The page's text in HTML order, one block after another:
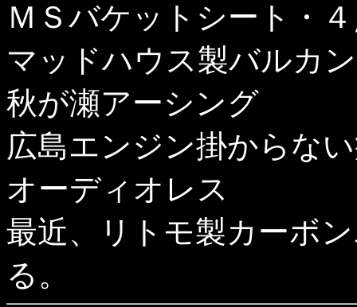
ＭＳバケットシート・
マッドハウス製バルカ
秋が瀬アーシング
広島エンジン掛からな
オーディオレス
最近、リトモ製カーボ
る。